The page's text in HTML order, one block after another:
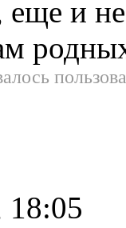
и
18:05